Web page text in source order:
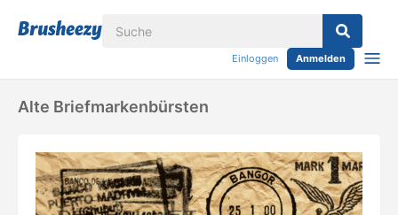
Einloggen Anmelden
Alte Briefmarkenbürsten